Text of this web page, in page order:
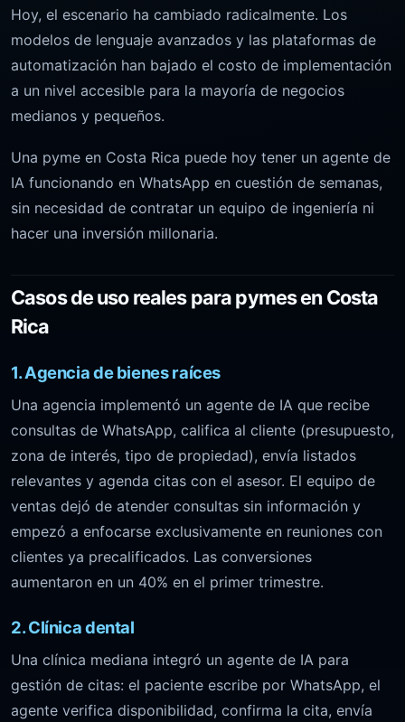
Hoy, el escenario ha cambiado radicalmente. Los
modelos de lenguaje avanzados y las plataformas de
automatización han bajado el costo de implementación
a un nivel accesible para la mayoría de negocios
medianos y pequeños.
Una pyme en Costa Rica puede hoy tener un agente de
IA funcionando en WhatsApp en cuestión de semanas,
sin necesidad de contratar un equipo de ingeniería ni
hacer una inversión millonaria.
Casos de uso reales para pymes en Costa
Rica
1. Agencia de bienes raíces
Una agencia implementó un agente de IA que recibe
consultas de WhatsApp, califica al cliente (presupuesto,
zona de interés, tipo de propiedad), envía listados
relevantes y agenda citas con el asesor. El equipo de
ventas dejó de atender consultas sin información y
empezó a enfocarse exclusivamente en reuniones con
clientes ya precalificados. Las conversiones
aumentaron en un 40% en el primer trimestre.
2. Clínica dental
Una clínica mediana integró un agente de IA para
gestión de citas: el paciente escribe por WhatsApp, el
agente verifica disponibilidad, confirma la cita, envía